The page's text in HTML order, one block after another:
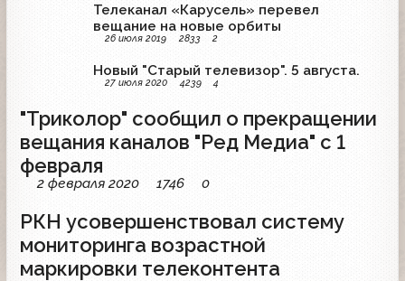
Телеканал «Карусель» перевел
вещание на новые орбиты
26 июля 2019 2833 2
Новый "Старый телевизор". 5 августа.
27 июля 2020 4239 4
"Триколор" сообщил о прекращении
вещания каналов "Ред Медиа" с 1
февраля
2 февраля 2020 1746 0
РКН усовершенствовал систему
мониторинга возрастной
маркировки телеконтента